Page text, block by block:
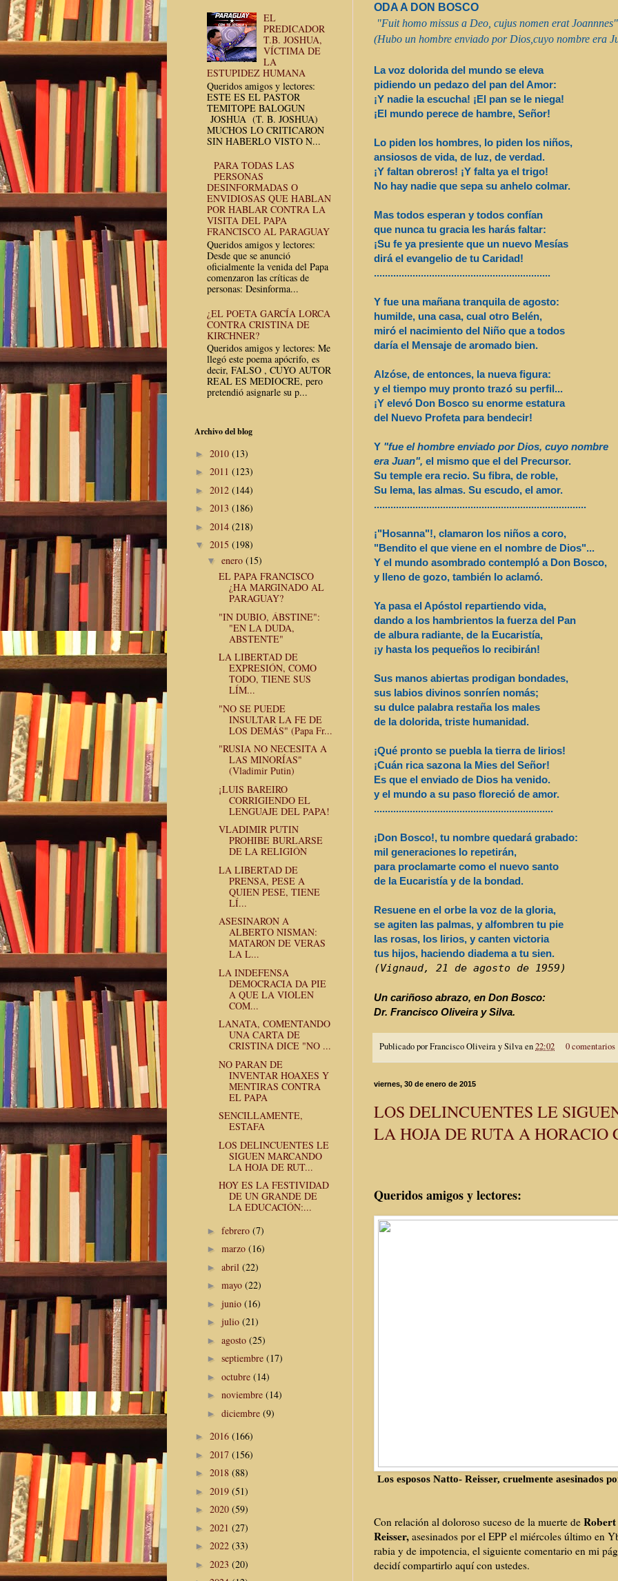
ODA A DON BOSCO
"Fuit homo missus a Deo, cujus nomen erat
(Hubo un hombre enviado por Dios, cuyo nombre era
La voz dolorida del mundo se eleva
pidiendo un pedazo del pan del Amor:
¡Y nadie la escucha! ¡El pan se le niega!
¡El mundo perece de hambre, Señor!
Lo piden los hombres, lo piden los niños,
ansiosos de vida, de luz, de verdad.
¡Y faltan obreros! ¡Y falta ya el trigo!
No hay nadie que sepa su anhelo colmar.
Mas todos esperan y todos confían
que nunca tu gracia les harás faltar:
¡Su fe ya presiente que un nuevo Mesías
dirá el evangelio de tu Caridad!
................................................................
Y fue una mañana tranquila de agosto:
humilde, una casa, cual otro Belén,
miró el nacimiento del Niño que a todos
daría el Mensaje de aromado bien.
Alzóse, de entonces, la nueva figura:
y el tiempo muy pronto trazó su perfil...
¡Y elevó Don Bosco su enorme estatura
del Nuevo Profeta para bendecir!
Y "fue el hombre enviado por Dios, cuyo nombre
era Juan", el mismo que el del Precursor.
Su temple era recio. Su fibra, de roble,
Su lema, las almas. Su escudo, el amor.
.............................................................................
¡"Hosanna"!, clamaron los niños a coro,
"Bendito el que viene en el nombre de Dios"...
Y el mundo asombrado contempló a Don Bosco,
y lleno de gozo, también lo aclamó.
Ya pasa el Apóstol repartiendo vida,
dando a los hambrientos la fuerza del Pan
de albura radiante, de la Eucaristía,
¡y hasta los pequeños lo recibirán!
Sus manos abiertas prodigan bondades,
sus labios divinos sonríen nomás;
su dulce palabra restaña los males
de la dolorida, triste humanidad.
¡Qué pronto se puebla la tierra de lirios!
¡Cuán rica sazona la Mies del Señor!
Es que el enviado de Dios ha venido.
y el mundo a su paso floreció de amor.
.................................................................
¡Don Bosco!, tu nombre quedará grabado:
mil generaciones lo repetirán,
para proclamarte como el nuevo santo
de la Eucaristía y de la bondad.
Resuene en el orbe la voz de la gloria,
se agiten las palmas, y alfombren tu pie
las rosas, los lirios, y canten victoria
tus hijos, haciendo diadema a tu sien.
(Vignaud, 21 de agosto de 1959)
Un cariñoso abrazo, en Don Bosco:
Dr. Francisco Oliveira y Silva.
Publicado porFrancisco Oliveira y Silvaen22:02 0 comentarios
viernes, 30 de enero de 2015
LOS DELINCUENTES LE
LA HOJA DE RUTA A HORACIO
Queridos amigos y lectores:
Los esposos Natto- Reisser, cruelmente asesinados
Con relación al doloroso suceso de la muerte de Robert
Reisser, asesinados por el EPP el miércoles último en
rabia y de impotencia, el siguiente comentario en mi
decidí compartirlo aquí con ustedes.
EL
PREDICADOR
T.B. JOSHUA,
VÍCTIMA DE
LA
ESTUPIDEZ HUMANA
Queridos amigos y lectores:
ESTE ES EL PASTOR
TEMITOPE BALOGUN
JOSHUA (T. B. JOSHUA)
MUCHOS LO CRITICARON
SIN HABERLO VISTO N...
PARA TODAS LAS
PERSONAS
DESINFORMADAS O
ENVIDIOSAS QUE HABLAN
POR HABLAR CONTRA LA
VISITA DEL PAPA
FRANCISCO AL PARAGUAY
Queridos amigos y lectores:
Desde que se anunció
oficialmente la venida del Papa
comenzaron las críticas de
personas: Desinforma...
¿EL POETA GARCÍA LORCA
CONTRA CRISTINA DE
KIRCHNER?
Queridos amigos y lectores: Me
llegó este poema apócrifo, es
decir, FALSO , CUYO AUTOR
REAL ES MEDIOCRE, pero
pretendió asignarle su p...
Archivo del blog
► 2010 (13)
► 2011 (123)
► 2012 (144)
► 2013 (186)
► 2014 (218)
▼ 2015 (198)
▼ enero (15)
EL PAPA FRANCISCO
¿HA MARGINADO AL
PARAGUAY?
"IN DUBIO, ÁBSTINE":
"EN LA DUDA,
ABSTENTE"
LA LIBERTAD DE
EXPRESIÓN, COMO
TODO, TIENE SUS
LÍM...
"NO SE PUEDE
INSULTAR LA FE DE
LOS DEMÁS" (Papa Fr...
"RUSIA NO NECESITA A
LAS MINORÍAS"
(Vladimir Putin)
¡LUIS BAREIRO
CORRIGIENDO EL
LENGUAJE DEL PAPA!
VLADIMIR PUTIN
PROHIBE BURLARSE
DE LA RELIGIÓN
LA LIBERTAD DE
PRENSA, PESE A
QUIEN PESE, TIENE
LÍ...
ASESINARON A
ALBERTO NISMAN:
MATARON DE VERAS
LA L...
LA INDEFENSA
DEMOCRACIA DA PIE
A QUE LA VIOLEN
COM...
LANATA, COMENTANDO
UNA CARTA DE
CRISTINA DICE "NO ...
NO PARAN DE
INVENTAR HOAXES Y
MENTIRAS CONTRA
EL PAPA
SENCILLAMENTE,
ESTAFA
LOS DELINCUENTES LE
SIGUEN MARCANDO
LA HOJA DE RUT...
HOY ES LA FESTIVIDAD
DE UN GRANDE DE
LA EDUCACIÓN:...
► febrero (7)
► marzo (16)
► abril (22)
► mayo (22)
► junio (16)
► julio (21)
► agosto (25)
► septiembre (17)
► octubre (14)
► noviembre (14)
► diciembre (9)
► 2016 (166)
► 2017 (156)
► 2018 (88)
► 2019 (51)
► 2020 (59)
► 2021 (27)
► 2022 (33)
► 2023 (20)